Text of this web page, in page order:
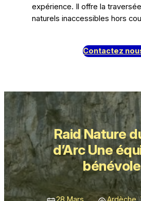
expérience. Il offre la
naturels inaccessibles hors
Contactez
Raid Nature
d’Arc Une